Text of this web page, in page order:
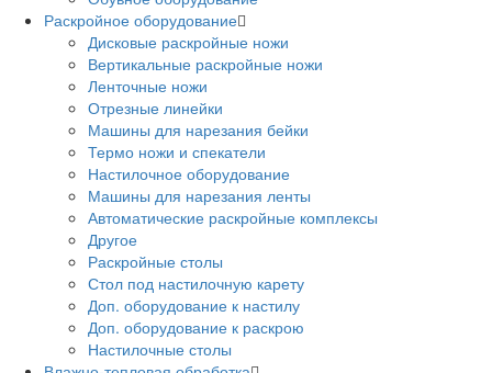
Раскройное оборудование
Дисковые раскройные ножи
Вертикальные раскройные ножи
Ленточные ножи
Отрезные линейки
Машины для нарезания бейки
Термо ножи и спекатели
Настилочное оборудование
Машины для нарезания ленты
Автоматические раскройные комплексы
Другое
Раскройные столы
Стол под настилочную карету
Доп. оборудование к настилу
Доп. оборудование к раскрою
Настилочные столы